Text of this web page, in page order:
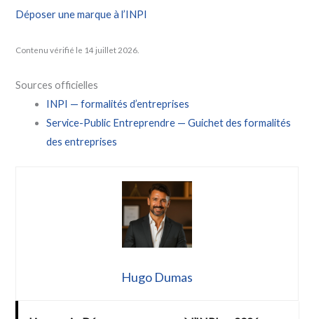
Déposer une marque à l’INPI
Contenu vérifié le 14 juillet 2026.
Sources officielles
INPI — formalités d’entreprises
Service-Public Entreprendre — Guichet des formalités
des entreprises
Hugo Dumas